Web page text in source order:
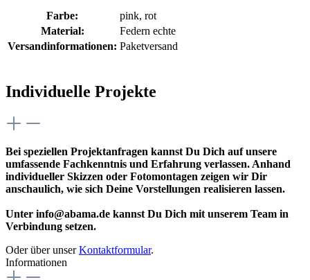
Farbe: pink, rot
Material:
Federn echte
Versandinformationen: Paketversand
Individuelle Projekte
Bei speziellen Projektanfragen kannst Du Dich auf unsere
umfassende Fachkenntnis und Erfahrung verlassen. Anhand
individueller Skizzen oder Fotomontagen zeigen wir Dir
anschaulich, wie sich Deine Vorstellungen realisieren lassen.
Unter info@abama.de kannst Du Dich mit unserem Team in
Verbindung setzen.
Oder über unserKontaktformular.
Informationen